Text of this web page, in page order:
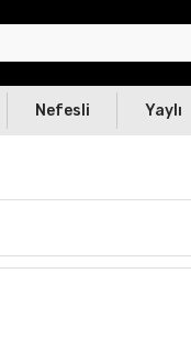
Nefesli Yaylı